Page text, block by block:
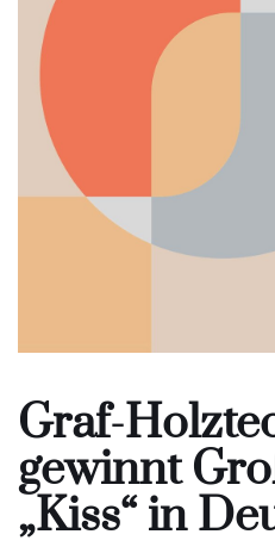
Graf-
gewinnt
„Kiss“ in